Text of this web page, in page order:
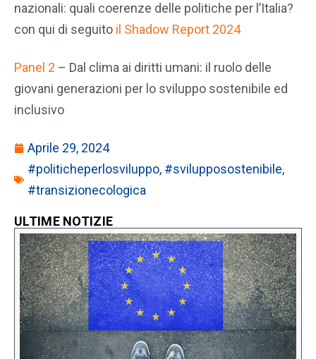
nazionali: quali coerenze delle politiche per l’Italia?
con qui di seguito il Shadow Report 2024
Panel 2 – Dal clima ai diritti umani: il ruolo delle
giovani generazioni per lo sviluppo sostenibile ed
inclusivo
Aprile 29, 2024
#politicheperlosviluppo, #svilupposostenibile,
#transizionecologica
ULTIME NOTIZIE